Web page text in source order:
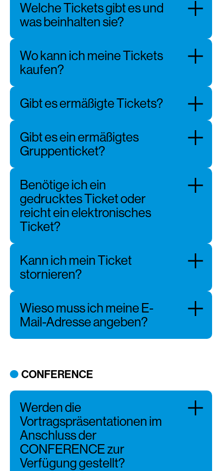
Welche Tickets gibt es und
was beinhalten sie?
Wo kann ich meine Tickets
kaufen?
Gibt es ermäßigte Tickets?
Gibt es ein ermäßigtes
Gruppenticket?
Benötige ich ein
gedrucktes Ticket oder
reicht ein elektronisches
Ticket?
Kann ich mein Ticket
stornieren?
Wieso muss ich meine E-
Mail-Adresse angeben?
CONFERENCE
Werden die
Vortragspräsentationen im
Anschluss der
CONFERENCE zur
Verfügung gestellt?